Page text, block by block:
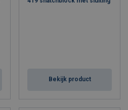
Bekijk product